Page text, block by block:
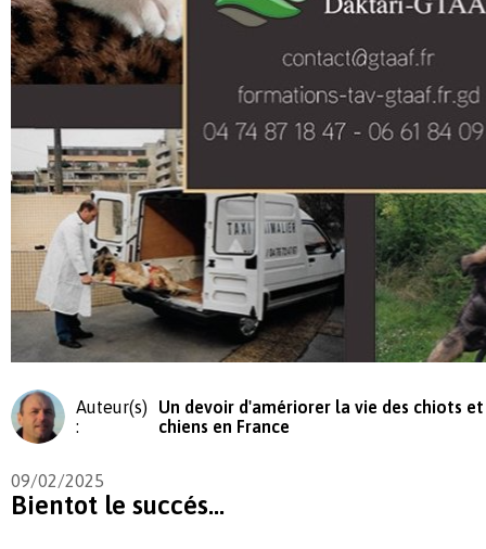
Auteur(s)
:
Un devoir d'amériorer la vie des chiots et
chiens en France
09/02/2025
Bientot le succés...